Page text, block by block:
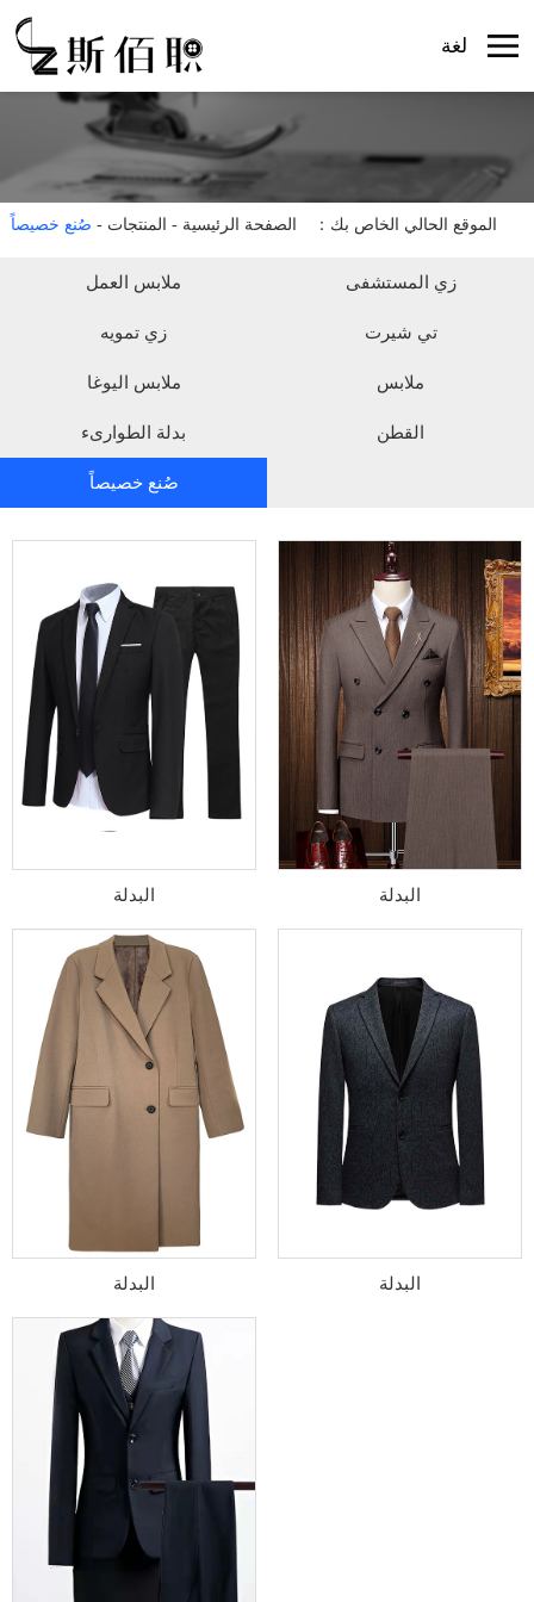
لغة
الصفحة الرئيسية
المنتجات
الأخبار . الموقع الحالي الخاص بك： الصفحة الرئيسية- المنتجات - صُنع خصيصاً
ملابس العمل زي المستشفى
زي تمويه تي شيرت
ملابس اليوغا ملابس
بدلة الطوارىء القطن
صُنع خصيصاً
البدلة البدلة
البدلة البدلة